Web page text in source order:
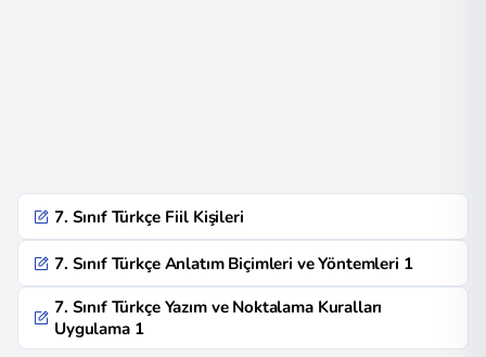
7. Sınıf Türkçe Fiil Kişileri
7. Sınıf Türkçe Anlatım Biçimleri ve Yöntemleri 1
7. Sınıf Türkçe Yazım ve Noktalama Kuralları
Uygulama 1